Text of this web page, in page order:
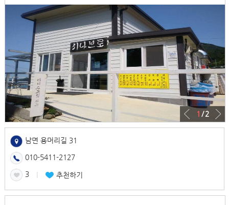
1 / 2
남면 용머리길 31
010-5411-2127
3 l 추천하기